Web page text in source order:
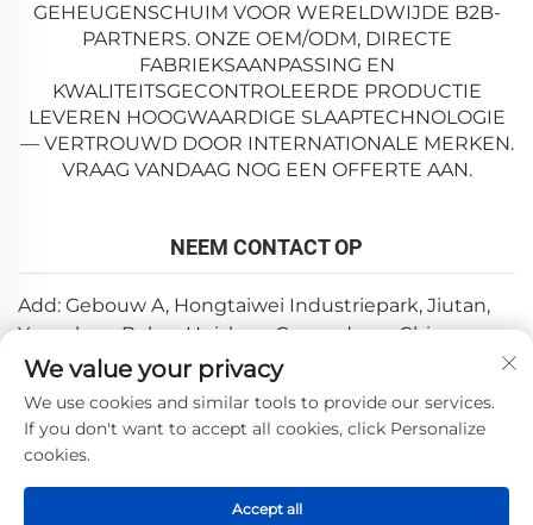
GEHEUGENSCHUIM VOOR WERELDWIJDE B2B-
PARTNERS. ONZE OEM/ODM, DIRECTE
FABRIEKSAANPASSING EN
KWALITEITSGECONTROLEERDE PRODUCTIE
LEVEREN HOOGWAARDIGE SLAAPTECHNOLOGIE
— VERTROUWD DOOR INTERNATIONALE MERKEN.
VRAAG VANDAAG NOG EEN OFFERTE AAN.
NEEM CONTACT OP
Add: Gebouw A, Hongtaiwei Industriepark, Jiutan,
Yuanzhou, Boluo, Huizhou, Guangdong, China
E-mail:[email protected]
Tel:+86-0752-6688646
Copyright © 2025 door Huizhou Weishi Technology Co., Ltd.
Privacybeleid
We value your privacy
We use cookies and similar tools to provide our services.
If you don't want to accept all cookies, click Personalize
cookies.
Accept all